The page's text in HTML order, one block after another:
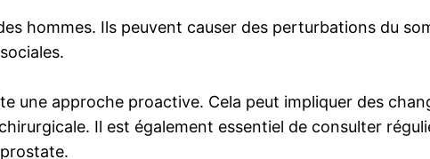
hommes. Ils peuvent causer des perturbations du
une approche proactive. Cela peut impliquer des
Il est également essentiel de consulter